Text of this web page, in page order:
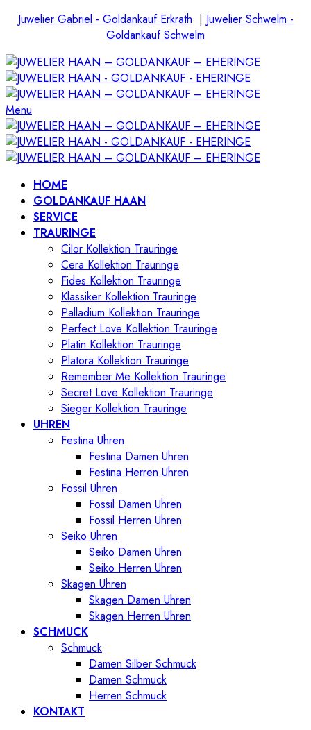
Juwelier Gabriel - Goldankauf Erkrath | Juwelier Schwelm -
Goldankauf Schwelm
Menu
HOME
GOLDANKAUF HAAN
SERVICE
TRAURINGE
Cilor Kollektion Trauringe
Cera Kollektion Trauringe
Fides Kollektion Trauringe
Klassiker Kollektion Trauringe
Palladium Kollektion Trauringe
Perfect Love Kollektion Trauringe
Platin Kollektion Trauringe
Platora Kollektion Trauringe
Remember Me Kollektion Trauringe
Secret Love Kollektion Trauringe
Sieger Kollektion Trauringe
UHREN
Festina Uhren
Festina Damen Uhren
Festina Herren Uhren
Fossil Uhren
Fossil Damen Uhren
Fossil Herren Uhren
Seiko Uhren
Seiko Damen Uhren
Seiko Herren Uhren
Skagen Uhren
Skagen Damen Uhren
Skagen Herren Uhren
SCHMUCK
Schmuck
Damen Silber Schmuck
Damen Schmuck
Herren Schmuck
KONTAKT